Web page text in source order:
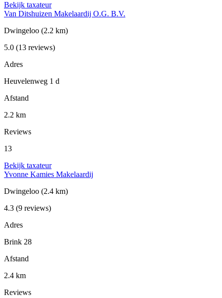
Bekijk taxateur
Van Ditshuizen Makelaardij O.G. B.V.
Dwingeloo (2.2 km)
5.0 (13 reviews)
Adres
Heuvelenweg 1 d
Afstand
2.2 km
Reviews
13
Bekijk taxateur
Yvonne Kamies Makelaardij
Dwingeloo (2.4 km)
4.3 (9 reviews)
Adres
Brink 28
Afstand
2.4 km
Reviews